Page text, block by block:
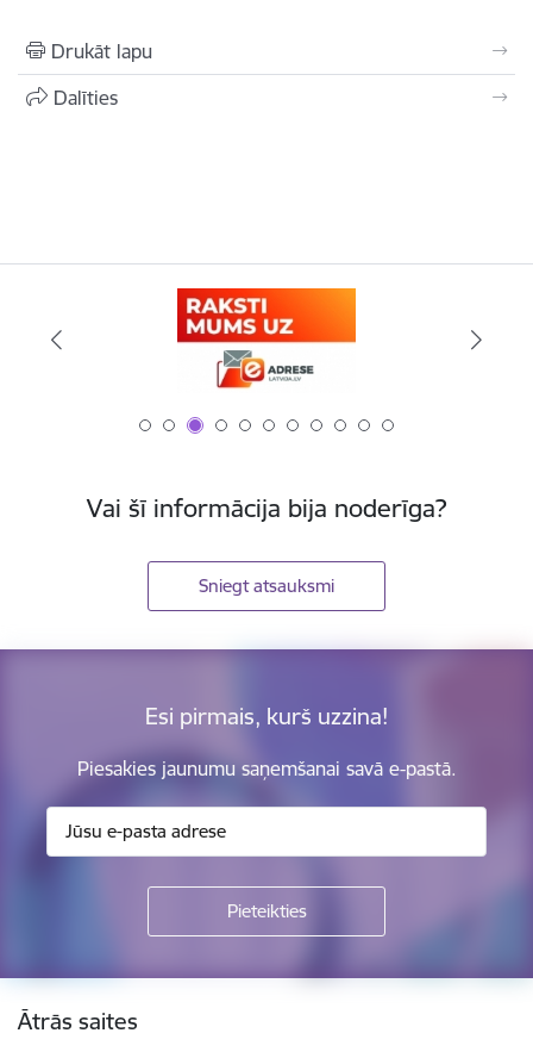
Drukāt lapu
Dalīties
Vai šī informācija bija noderīga?
Sniegt atsauksmi
Esi pirmais, kurš uzzina!
Piesakies jaunumu saņemšanai savā e-pastā.
Kājene
Ātrās saites